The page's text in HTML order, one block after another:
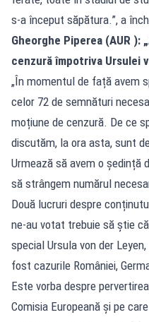
s-a început săpătura.”, a
Gheorghe Piperea (AUR ):
cenzură împotriva Ursulei
„În momentul de față avem
celor 72 de semnături
moțiune de cenzură. De ce
discutăm, la ora asta, sunt
Urmează să avem o ședință
să strângem numărul
Două lucruri despre
ne-au votat trebuie să știe
special Ursula von der
fost cazurile României,
Este vorba despre
Comisia Europeană și pe